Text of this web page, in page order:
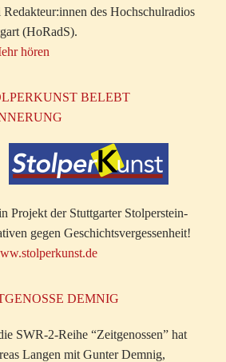
Redakteur:innen des Hochschulradios
(HoRadS).
hören
BELEBT
Projekt der Stuttgarter Stolperstein-
gegen Geschichtsvergessenheit!
DEMNIG
SWR-2-Reihe “Zeitgenossen” hat
Langen mit Gunter Demnig,